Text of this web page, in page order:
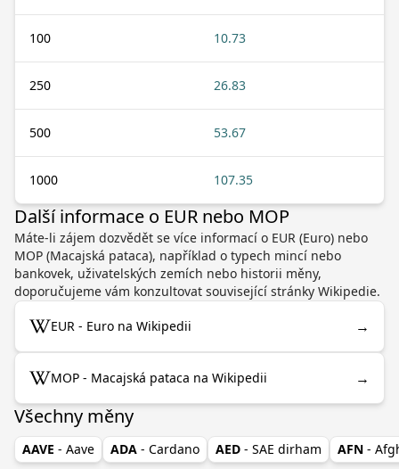
100 10.73
250 26.83
500 53.67
1000 107.35
Další informace o EUR nebo MOP
Máte-li zájem dozvědět se více informací o EUR (Euro) nebo
MOP (Macajská pataca), například o typech mincí nebo
bankovek, uživatelských zemích nebo historii měny,
doporučujeme vám konzultovat související stránky Wikipedie.
EUR - Euro na Wikipedii →
MOP - Macajská pataca na Wikipedii →
Všechny měny
AAVE - Aave ADA - Cardano AED - SAE dirham AFN -